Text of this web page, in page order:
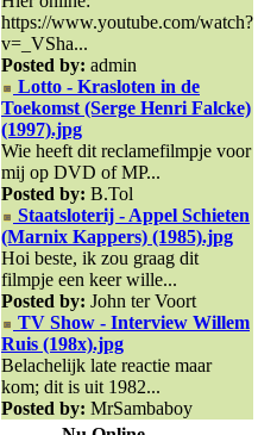
https://www.youtube.com/watch?
v=_VSha...
Posted by: admin
Lotto - Krasloten in de
Toekomst (Serge Henri Falcke)
(1997).jpg
Wie heeft dit reclamefilmpje voor
mij op DVD of MP...
Posted by: B.Tol
Staatsloterij - Appel Schieten
(Marnix Kappers) (1985).jpg
Hoi beste, ik zou graag dit
filmpje een keer wille...
Posted by: John ter Voort
TV Show - Interview Willem
Ruis (198x).jpg
Belachelijk late reactie maar
kom; dit is uit 1982...
Posted by: MrSambaboy